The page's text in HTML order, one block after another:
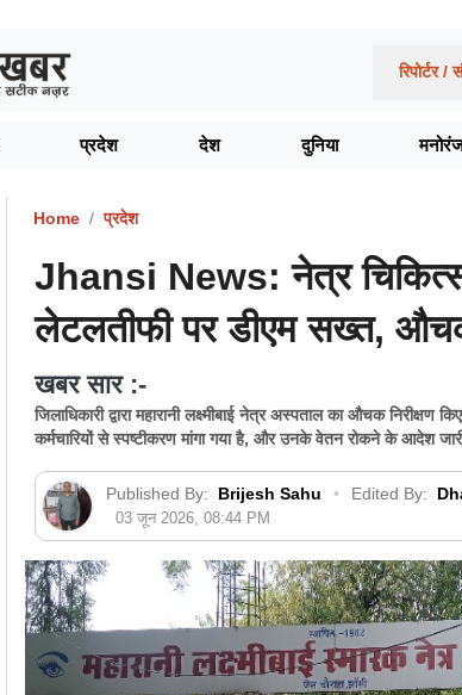
रिपोर्टर /
प्रदेश देश दुनिया
Home प्रदेश
Jhansi News: नेत्र
लेटलतीफी पर डीएम सख्त,
खबर सार :-
जिलाधिकारी द्वारा महारानी लक्ष्मीबाई नेत्र अस्पताल का औचक
कर्मचारियों से स्पष्टीकरण मांगा गया है, और उनके वेतन रोकने के आदेश
Published By: Brijesh Sahu • Edited By:
03 जून 2026, 08:44 PM